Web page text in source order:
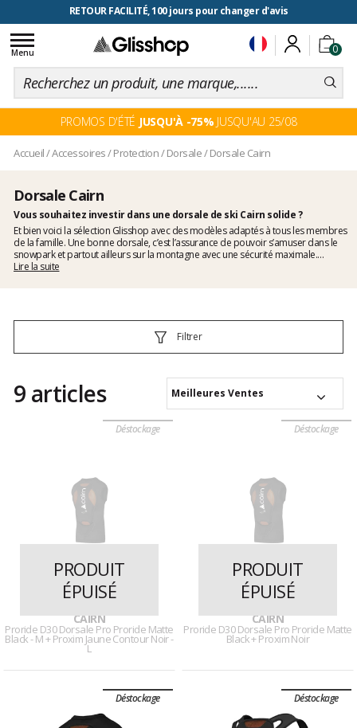
RETOUR FACILITÉ, 100 jours pour changer d'avis
0
Toggle
navigation
Menu
PROMOS D'ÉTÉ JUSQU'À -75% JUSQU'AU 25/08
Accueil/Accessoires/Protection/Dorsale/Dorsale Cairn
Dorsale Cairn
Vous souhaitez investir dans une dorsale de ski Cairn solide ?
Et bien voici la sélection Glisshop avec des modèles adaptés à tous les membres
de la famille. Une bonne dorsale, c’est l’assurance de pouvoir s’amuser dans le
snowpark et partout ailleurs sur la montagne avec une sécurité maximale.
Découvrez vite toutes les dorsales de ski adulte ainsi qu’une gamme complète de
Lire la suite
Filtrer
9 articles Meilleures Ventes
Déstockage
29 avis
CAIRN
Proride D30 Dorsale Pro Proride Matte
Black - M + Proxim Jaune Contour Noir -
L
PRODUIT
ÉPUISÉ
Déstockage
29 avis
CAIRN
Proride D30 Dorsale Pro Proride Matte
Black + Proxim Noir
PRODUIT
ÉPUISÉ
Déstockage Déstockage